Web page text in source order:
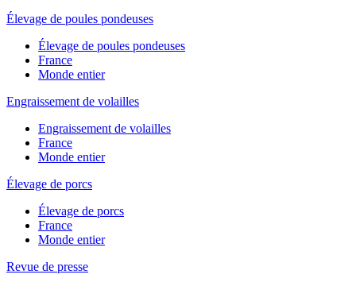
Élevage de poules pondeuses
Élevage de poules pondeuses
France
Monde entier
Engraissement de volailles
Engraissement de volailles
France
Monde entier
Élevage de porcs
Élevage de porcs
France
Monde entier
Revue de presse